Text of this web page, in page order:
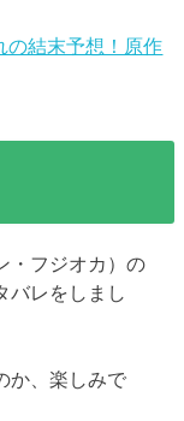
の結末予想！原作
・フジオカ）の
バレをしまし
か、楽しみで